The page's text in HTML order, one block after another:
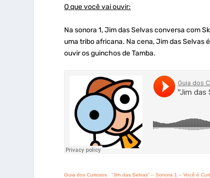
O que você vai ouvir:
Na sonora 1, Jim das Selvas conversa com
uma tribo africana. Na cena, Jim das Selvas
ouvir os guinchos de Tamba.
Guia dos Curiosos ·“Jim das Selvas” – Sonora 1 – Você é